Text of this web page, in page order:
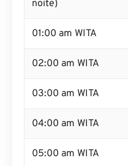
noite)
01:00 am WITA
02:00 am WITA
03:00 am WITA
04:00 am WITA
05:00 am WITA